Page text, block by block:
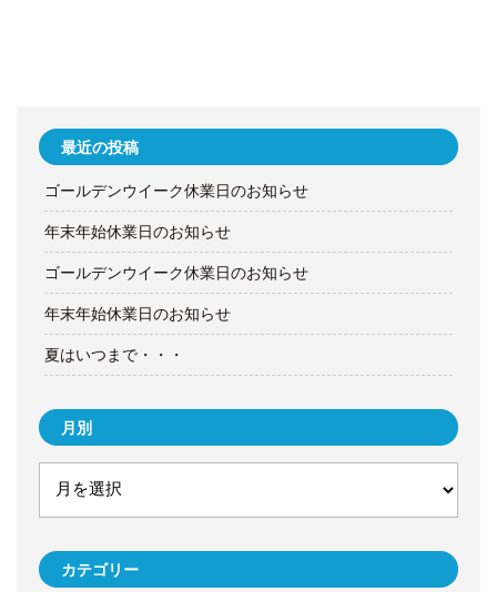
最近の投稿
ゴールデンウイーク休業日のお知らせ
年末年始休業日のお知らせ
ゴールデンウイーク休業日のお知らせ
年末年始休業日のお知らせ
夏はいつまで・・・
月別
カテゴリー